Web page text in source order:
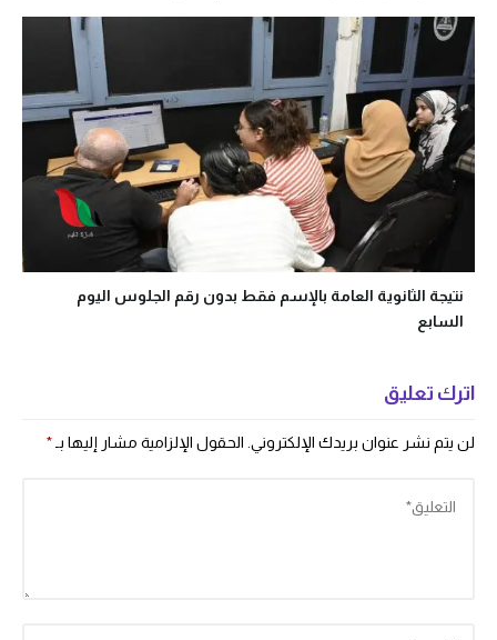
نتيجة الثانوية العامة بالإسم فقط بدون رقم الجلوس اليوم
السابع
اترك تعليق
لن يتم نشر عنوان بريدك الإلكتروني. الحقول الإلزامية مشار إليها بـ *